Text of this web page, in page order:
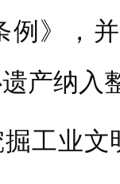
例》，
产纳入
工业